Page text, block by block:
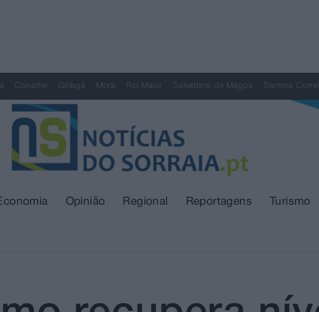
Coruche Golegã Mora Rio Maior Salvaterra de Magos Samora
Opinião Regional Reportagens Turismo